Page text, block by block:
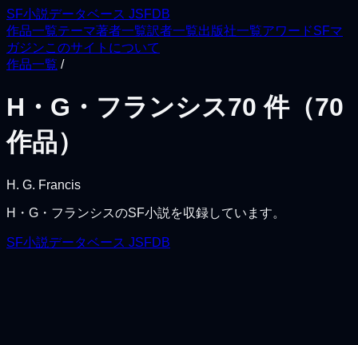
SF小説データベース JSFDB
作品一覧テーマ著者一覧訳者一覧出版社一覧アワードSFマ
ガジンこのサイトについて
作品一覧 /
H・G・フランシス70 件（70
作品）
H. G. Francis
H・G・フランシスのSF小説を収録しています。
SF小説データベース JSFDB